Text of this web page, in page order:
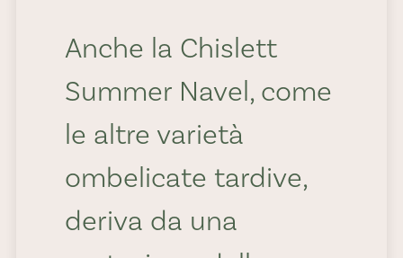
Usi e
ricette
Grazie alla sua
Anche la Chislett
Summer Navel, come
le altre varietà
ombelicate tardive,
deriva da una